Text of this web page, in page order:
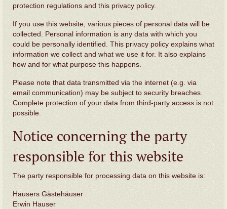
protection regulations and this privacy policy.
If you use this website, various pieces of personal data will be
collected. Personal information is any data with which you
could be personally identified. This privacy policy explains what
information we collect and what we use it for. It also explains
how and for what purpose this happens.
Please note that data transmitted via the internet (e.g. via
email communication) may be subject to security breaches.
Complete protection of your data from third-party access is not
possible.
Notice concerning the party
responsible for this website
The party responsible for processing data on this website is:
Hausers Gästehäuser
Erwin Hauser